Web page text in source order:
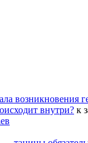
возникновения
внутри? к